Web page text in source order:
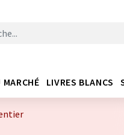
MARCHÉ LIVRES BLANCS